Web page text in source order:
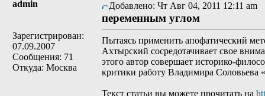
admin
Зарегистрирован:
07.09.2007
Сообщения: 71
Откуда: Москва
Добавлено: Чт Авг 04, 2011 12:11 am
переменным углом
Пытаясь применить апофатический
Ахтырский сосредотачивает свое
этого автор совершает историко-
критики работу Владимира Соловьева
Текст статьи вы можете прочитать на